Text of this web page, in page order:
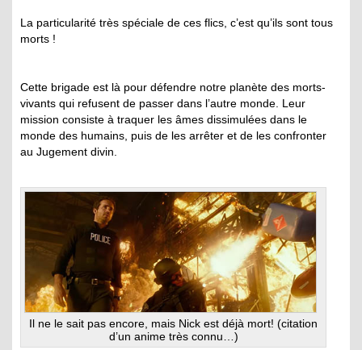
La particularité très spéciale de ces flics, c’est qu’ils sont tous
morts !
Cette brigade est là pour défendre notre planète des morts-
vivants qui refusent de passer dans l’autre monde. Leur
mission consiste à traquer les âmes dissimulées dans le
monde des humains, puis de les arrêter et de les confronter
au Jugement divin.
Il ne le sait pas encore, mais Nick est déjà mort! (citation
d’un anime très connu…)